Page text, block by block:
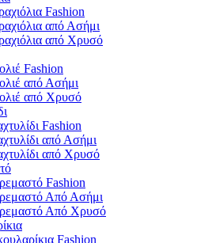
Fashion
από Ασήμι
από Χρυσό
Fashion
από Ασήμι
από Χρυσό
Fashion
από Ασήμι
από Χρυσό
Fashion
Από Ασήμι
Από Χρυσό
Fashion